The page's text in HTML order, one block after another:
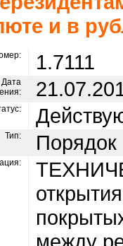
и в
1.7111
Дата
Тип: Порядок